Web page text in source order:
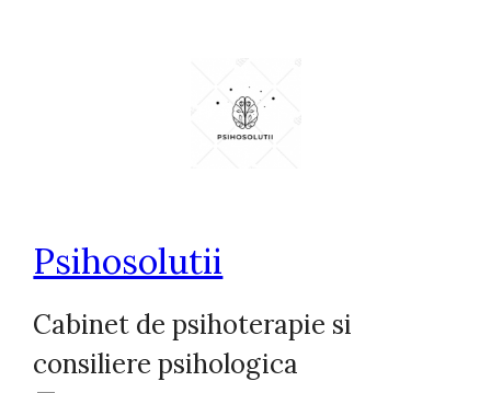
Psihosolutii
Cabinet de psihoterapie si
consiliere psihologica